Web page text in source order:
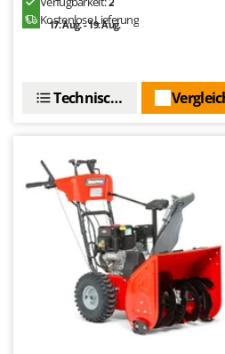
Kostenlose Lieferung
17. Aug. - 19. Aug.
Technische Daten